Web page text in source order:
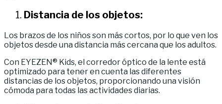
Distancia de los objetos:
Los brazos de los niños son más cortos, por lo que ven los
objetos desde una distancia más cercana que los adultos.
Con EYEZEN® Kids, el corredor óptico de la lente está
optimizado para tener en cuenta las diferentes
distancias de los objetos, proporcionando una visión
cómoda para todas las actividades diarias.